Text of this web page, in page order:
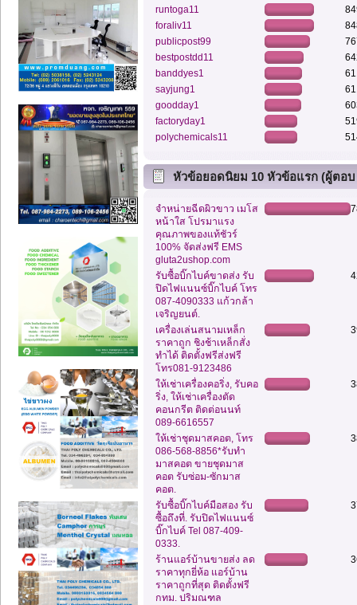
runtoga11
foraliv11
publicpost99
bestpostdd11
banddyes1
sayjung1
goodday1
factoryday1
polychemicals11
หัวข้อยอดนิยม 10 หัวข้อแรก (ผู้ตอบ
สูงสุด)
จำหน่ายฉีดผิวขาว เมโส
หน้าใส โปรมาแรง
คุณภาพของแท้ชัวร์
100% จัดส่งฟรี EMS
gluta2ushop.com
รับซื้อบิ๊กไบค์ขาดส่ง รับ
ปิดไฟแนนซ์บิ๊กไบค์ โทร
087-4090333 แก้วกล้า
เจริญยนต์.
เครื่องเล่นสนามเหล็ก
ราคาถูก ชิงช้าเหล็กสั่ง
ทำได้ ติดตั้งฟรีส่งฟรี
โทร081-9123486
ให้เช่าเครื่องคอริ่ง, รับคอ
ริ่ง, ให้เช่าเครื่องตัด
คอนกรีต ติดต่อนนท์
089-6616557
ให้เช่าชุดมาสคอต, โทร
086-568-8856*รับทำ
มาสคอต ขายชุดมาส
คอต รับซ่อม-ซักมาส
คอต.
รับซื้อบิ๊กไบค์มือสอง รับ
ซื้อถึงที่. รับปิดไฟแนนซ์
บิ๊กไบค์ Tel 087-409-
0333.
ร้านแอร์บ้านขายส่ง ลด
ราคาทุกยี่ห้อ แอร์บ้าน
ราคาถูกที่สุด ติดตั้งฟรี
กทม. ปริมณฑล